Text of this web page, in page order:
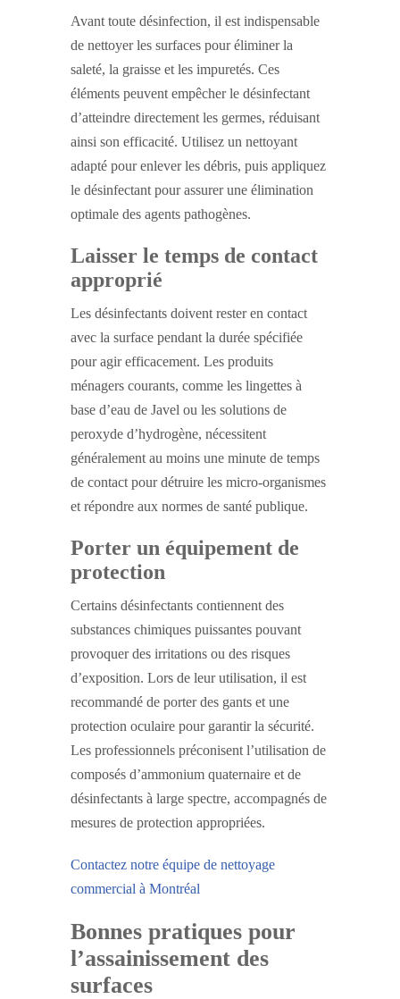
Avant toute désinfection, il est indispensable
de nettoyer les surfaces pour éliminer la
saleté, la graisse et les impuretés. Ces
éléments peuvent empêcher le désinfectant
d’atteindre directement les germes, réduisant
ainsi son efficacité. Utilisez un nettoyant
adapté pour enlever les débris, puis appliquez
le désinfectant pour assurer une élimination
optimale des agents pathogènes.
Laisser le temps de contact
approprié
Les désinfectants doivent rester en contact
avec la surface pendant la durée spécifiée
pour agir efficacement. Les produits
ménagers courants, comme les lingettes à
base d’eau de Javel ou les solutions de
peroxyde d’hydrogène, nécessitent
généralement au moins une minute de temps
de contact pour détruire les micro-organismes
et répondre aux normes de santé publique.
Porter un équipement de
protection
Certains désinfectants contiennent des
substances chimiques puissantes pouvant
provoquer des irritations ou des risques
d’exposition. Lors de leur utilisation, il est
recommandé de porter des gants et une
protection oculaire pour garantir la sécurité.
Les professionnels préconisent l’utilisation de
composés d’ammonium quaternaire et de
désinfectants à large spectre, accompagnés de
mesures de protection appropriées.
Contactez notre équipe de nettoyage
commercial à Montréal
Bonnes pratiques pour
l’assainissement des
surfaces